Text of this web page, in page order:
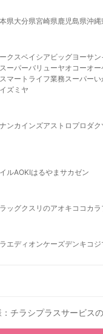
県大分県宮崎県鹿児島県沖縄
クスベイシア ビッグヨーサン
スーパーバリューヤオコーオー
マート ライフ業務スーパーい
イズミヤ
ンカインズアストロプロダク
ルAOKIはるやま サカゼン
ッグクスリのアオキ ココカ
エディオンケーズデンキ コジ
チラシプラスサービス